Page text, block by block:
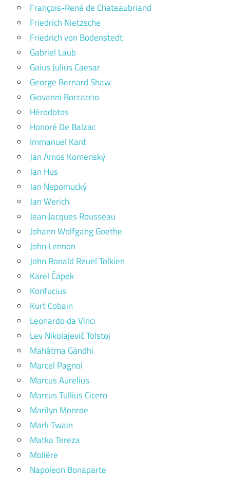
François-René de Chateaubriand
Friedrich Nietzsche
Friedrich von Bodenstedt
Gabriel Laub
Gaius Julius Caesar
George Bernard Shaw
Giovanni Boccaccio
Hérodotos
Honoré De Balzac
Immanuel Kant
Jan Amos Komenský
Jan Hus
Jan Nepomucký
Jan Werich
Jean Jacques Rousseau
Johann Wolfgang Goethe
John Lennon
John Ronald Reuel Tolkien
Karel Čapek
Konfucius
Kurt Cobain
Leonardo da Vinci
Lev Nikolajevič Tolstoj
Mahátma Gándhi
Marcel Pagnol
Marcus Aurelius
Marcus Tullius Cicero
Marilyn Monroe
Mark Twain
Matka Tereza
Molière
Napoleon Bonaparte